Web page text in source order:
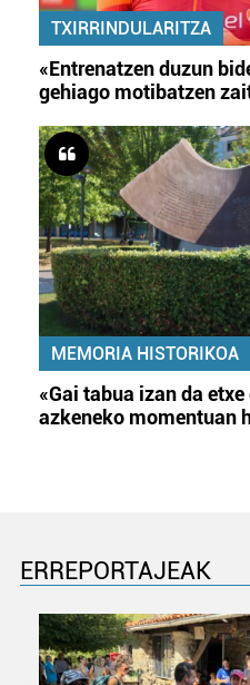
TXIRRINDULARITZA
«Entrenatzen duzun
gehiago motibatzen
MEMORIA HISTORIKOA
«Gai tabua izan da
azkeneko momentuan
ERREPORTAJEAK